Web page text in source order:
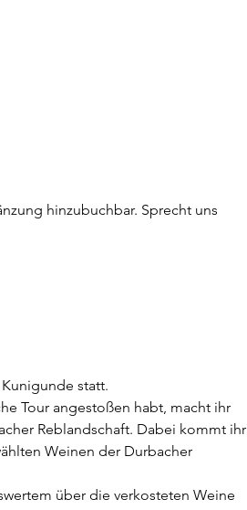
hinzubuchbar. Sprecht uns
statt.
Tour angestoßen habt, macht ihr
Reblandschaft. Dabei kommt ihr
Weinen der Durbacher
über die verkosteten Weine